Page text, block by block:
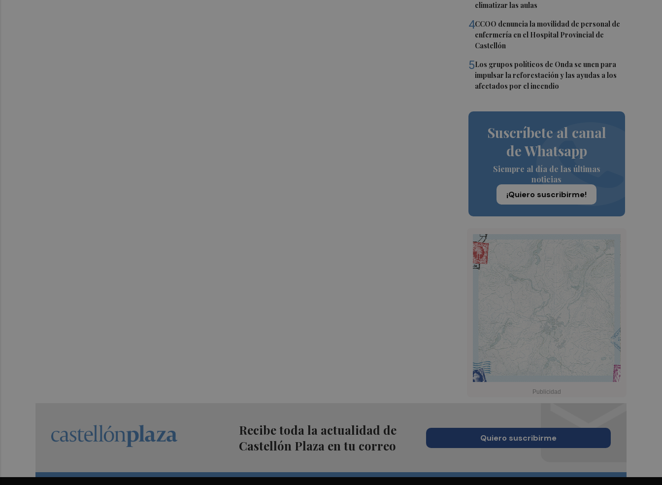
climatizar las aulas
4CCOO denuncia la movilidad de personal de
enfermería en el Hospital Provincial de
Castellón
5Los grupos políticos de Onda se unen para
impulsar la reforestación y las ayudas a los
afectados por el incendio
Suscríbete al canal
de Whatsapp
Siempre al día de las últimas
noticias
¡Quiero suscribirme!
Recibe toda la actualidad de
Castellón Plaza en tu correo
Quiero suscribirme